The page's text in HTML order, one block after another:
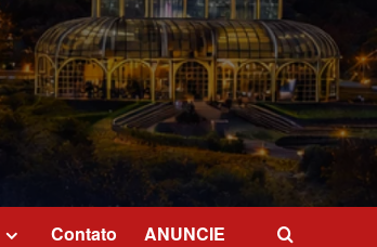
Contato ANUNCIE